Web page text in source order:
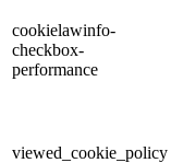
cookielawinfo-
checkbox-
performance
viewed_cookie_policy